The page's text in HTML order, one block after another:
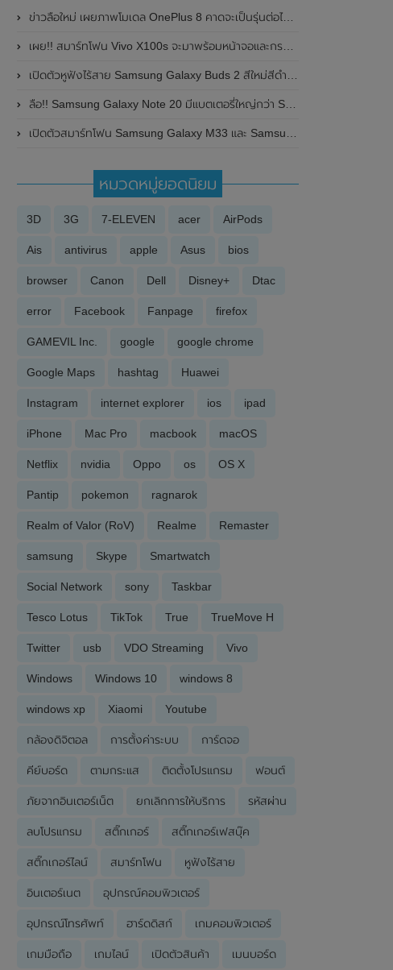
ข่าวลือใหม่ เผยภาพโมเดล OnePlus 8 คาดจะเป็นรุ่นต่อไปในอนาคต พร้อมชาร์จไร้สายและเจาะรูเพิ่มกล้อง
เผย!! สมาร์ทโฟน Vivo X100s จะมาพร้อมหน้าจอและกรอบแบน มีทั้งหมด 4 สีให้เลือก
เปิดตัวหูฟังไร้สาย Samsung Galaxy Buds 2 สีใหม่สีดำล้วน Onyx Black
ลือ!! Samsung Galaxy Note 20 มีแบตเตอรี่ใหญ่กว่า Samsung Galaxy Note 10
เปิดตัวสมาร์ทโฟน Samsung Galaxy M33 และ Samsung Galaxy M23 อย่างเป็นทางการแล้ว
หมวดหมู่ยอดนิยม
3D 3G 7-ELEVEN acer AirPods
Ais antivirus apple Asus bios
browser Canon Dell Disney+ Dtac
error Facebook Fanpage firefox
GAMEVIL Inc. google google chrome
Google Maps hashtag Huawei
Instagram internet explorer ios ipad
iPhone Mac Pro macbook macOS
Netflix nvidia Oppo os OS X
Pantip pokemon ragnarok
Realm of Valor (RoV) Realme Remaster
samsung Skype Smartwatch
Social Network sony Taskbar
Tesco Lotus TikTok True TrueMove H
Twitter usb VDO Streaming Vivo
Windows Windows 10 windows 8
windows xp Xiaomi Youtube
กล้องดิจิตอล การตั้งค่าระบบ การ์ดจอ
คีย์บอร์ด ตามกระแส ติดตั้งโปรแกรม ฟอนต์
ภัยจากอินเตอร์เน็ต ยกเลิกการให้บริการ รหัสผ่าน
ลบโปรแกรม สติ๊กเกอร์ สติ๊กเกอร์เฟสบุ๊ค
สติ๊กเกอร์ไลน์ สมาร์ทโฟน หูฟังไร้สาย
อินเตอร์เนต อุปกรณ์คอมพิวเตอร์
อุปกรณ์โทรศัพท์ ฮาร์ดดิสก์ เกมคอมพิวเตอร์
เกมมือถือ เกมไลน์ เปิดตัวสินค้า เมนบอร์ด